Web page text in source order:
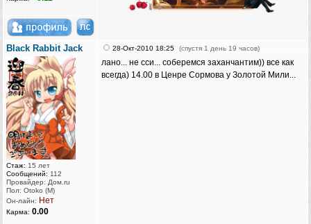
Black Rabbit Jack
Стаж: 15 лет
Сообщений: 112
Провайдер: Дом.ru
Пол: Otoko (M)
Он-лайн: Нет
Карма: 0.00
28-Окт-2010 18:25 (спустя 1 день 19 часов)
лано... не сси... соберемся заханчантим)) все как
всегда) 14.00 в Ценре Сормова у Золотой Мили...